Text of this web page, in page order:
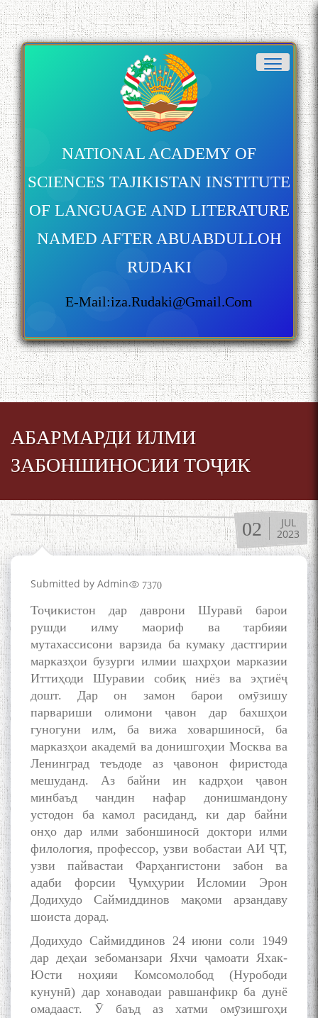
NATIONAL ACADEMY OF
SCIENCES TAJIKISTAN INSTITUTE
OF LANGUAGE AND LITERATURE
NAMED AFTER ABUABDULLOH
RUDAKI
E-Mail:iza.rudaki@gmail.com
АБАРМАРДИ ИЛМИ
ЗАБОНШИНОСИИ ТОҶИК
02
JUL
2023
Submitted by Admin 7370
Тоҷикистон дар даврони Шуравӣ барои
рушди илму маориф ва тарбияи
мутахассисони варзида ба кумаку дастгирии
марказҳои бузурги илмии шаҳрҳои марказии
Иттиҳоди Шуравии собиқ ниёз ва эҳтиёҷ
дошт. Дар он замон барои омӯзишу
парвариши олимони ҷавон дар бахшҳои
гуногуни илм, ба вижа ховаршиносӣ, ба
марказҳои академӣ ва донишгоҳии Москва ва
Ленинград теъдоде аз ҷавонон фиристода
мешуданд. Аз байни ин кадрҳои ҷавон
минбаъд чандин нафар донишмандону
устодон ба камол расиданд, ки дар байни
онҳо дар илми забоншиносӣ доктори илми
филология, профессор, узви вобастаи АИ ҶТ,
узви пайвастаи Фарҳангистони забон ва
адаби форсии Ҷумҳурии Исломии Эрон
Додихудо Саймиддинов мақоми арзандаву
шоиста дорад.
Додихудо Саймиддинов 24 июни соли 1949
дар деҳаи зебоманзари Яхчи ҷамоати Яхак-
Юсти ноҳияи Комсомолобод (Нурободи
кунунӣ) дар хонаводаи равшанфикр ба дунё
омадааст. Ӯ баъд аз хатми омӯзишгоҳи